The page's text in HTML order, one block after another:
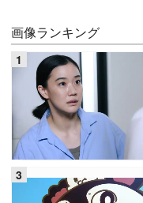
画像ランキング